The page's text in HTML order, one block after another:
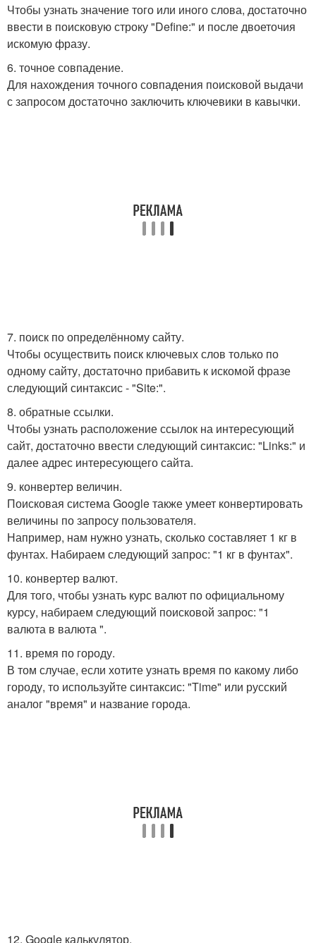
Чтобы узнать значение того или иного слова, достаточно
ввести в поисковую строку "Define:" и после двоеточия
искомую фразу.
6. точное совпадение.
Для нахождения точного совпадения поисковой выдачи
с запросом достаточно заключить ключевики в кавычки.
7. поиск по определённому сайту.
Чтобы осуществить поиск ключевых слов только по
одному сайту, достаточно прибавить к искомой фразе
следующий синтаксис - "Site:".
8. обратные ссылки.
Чтобы узнать расположение ссылок на интересующий
сайт, достаточно ввести следующий синтаксис: "Links:" и
далее адрес интересующего сайта.
9. конвертер величин.
Поисковая система Google также умеет конвертировать
величины по запросу пользователя.
Например, нам нужно узнать, сколько составляет 1 кг в
фунтах. Набираем следующий запрос: "1 кг в фунтах".
10. конвертер валют.
Для того, чтобы узнать курс валют по официальному
курсу, набираем следующий поисковой запрос: "1
валюта в валюта ".
11. время по городу.
В том случае, если хотите узнать время по какому либо
городу, то используйте синтаксис: "Time" или русский
аналог "время" и название города.
12. Google калькулятор.